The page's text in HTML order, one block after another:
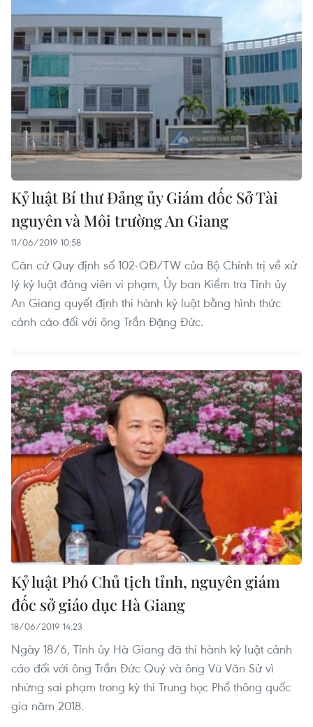
Kỷ luật Bí thư Đảng ủy Giám đốc Sở Tài
nguyên và Môi trường An Giang
11/06/2019 10:58
Căn cứ Quy định số 102-QĐ/TW của Bộ Chính trị về xử
lý kỷ luật đảng viên vi phạm, Ủy ban Kiểm tra Tỉnh ủy
An Giang quyết định thi hành kỷ luật bằng hình thức
cảnh cáo đối với ông Trần Đặng Đức.
Kỷ luật Phó Chủ tịch tỉnh, nguyên giám
đốc sở giáo dục Hà Giang
18/06/2019 14:23
Ngày 18/6, Tỉnh ủy Hà Giang đã thi hành kỷ luật cảnh
cáo đối với ông Trần Đức Quý và ông Vũ Văn Sử vì
những sai phạm trong kỳ thi Trung học Phổ thông quốc
gia năm 2018.